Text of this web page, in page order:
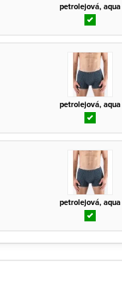
petrolejová, aqua
petrolejová, aqua
petrolejová, aqua